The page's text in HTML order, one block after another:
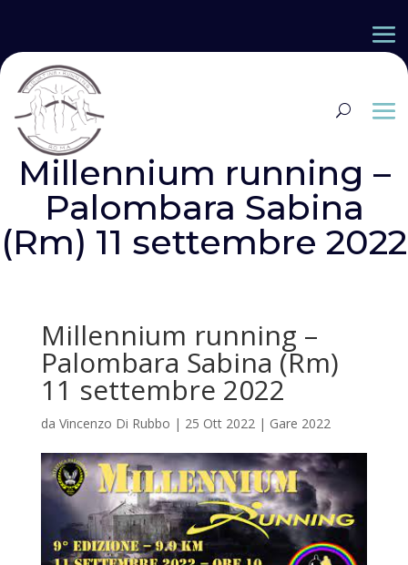
Millennium running –
Palombara Sabina
(Rm) 11 settembre 2022
Millennium running –
Palombara Sabina (Rm)
11 settembre 2022
da Vincenzo Di Rubbo | 25 Ott 2022| Gare 2022